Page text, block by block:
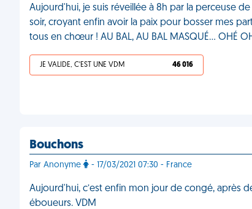
Aujourd'hui, je suis réveillée à 8h par la perceuse
soir, croyant enfin avoir la paix pour bosser mes
tous en chœur ! AU BAL, AU BAL MASQUÉ… OHÉ
JE VALIDE, C'EST UNE VDM 46 016
Bouchons
Par Anonyme - 17/03/2021 07:30 - France
Aujourd'hui, c’est enfin mon jour de congé, après
éboueurs. VDM